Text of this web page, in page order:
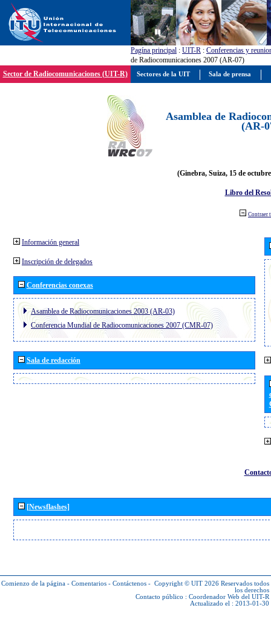
Pagína principal : UIT-R : Conferencias y
de Radiocomunicaciones 2007 (AR-07)
Sector de Radiocomunicaciones (UIT-R)
Asamblea de
(AR-
(Ginebra, Suiza, 15 de
Libro del
Contraer
Información general
Inscripción de delegados
Conferencias conexas
Asamblea de Radiocomunicaciones 2003 (AR-03)
Conferencia Mundial de Radiocomunicaciones 2007 (CMR-07)
Sala de redacción
[Newsflashes]
Comienzo de la página - Comentarios - Contáctenos - Copyright © UIT 2026 Reservados todos
los derechos
Contacto público : Coordenador Web del UIT-R
Actualizado el : 2013-01-30
Sectores de la UIT Sala de prensa